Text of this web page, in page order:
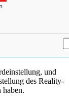
und
des Reality-
haben.